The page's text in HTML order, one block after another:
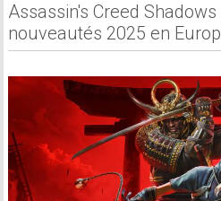
Assassin's Creed
nouveautés 2025 en